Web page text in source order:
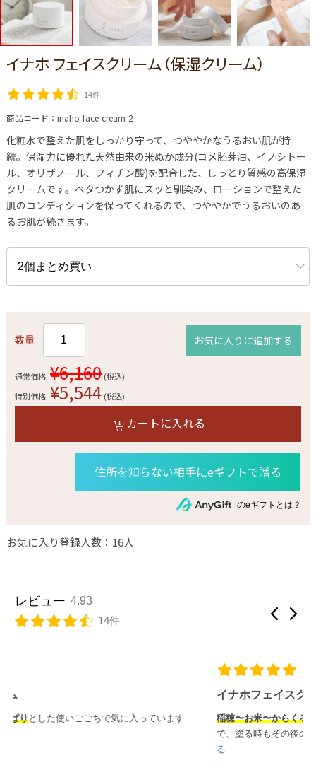
イナホ フェイスクリーム（保湿クリーム）
14件
商品コード： inaho-face-cream-2
化粧水で整えた肌をしっかり守って、つややかなうるおい肌が持
続。保湿力に優れた天然由来の米ぬか成分(コメ胚芽油、イノシトー
ル、オリザノール、フィチン酸)を配合した、しっとり質感の高保湿
クリームです。ベタつかず肌にスッと馴染み、ローションで整えた
肌のコンディションを保ってくれるので、つややかでうるおいのあ
るお肌が続きます。
数量 お気に入りに追加する
通常価格: ¥6,160 (税込)
特別価格: ¥5,544 (税込)
カートに入れる
住所を知らない相手にeギフトで贈る
のeギフトとは？
お気に入り登録人数：16人
レビュー 4.93
14件
稲穂〜お米〜からくる優しいイメージじそのままのクリーム
で、塗る時もその後の肌なじみにも、重たさキツさ...もっと見